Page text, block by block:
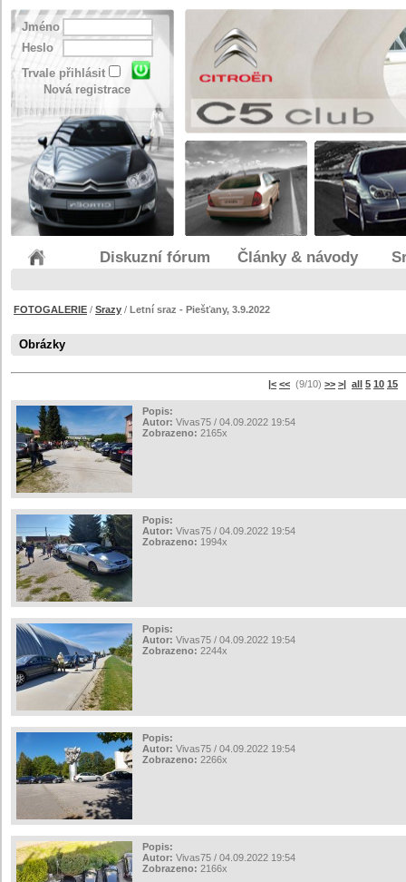
Jméno
Heslo
Trvale přihlásit
Nová registrace
Diskuzní fórum Články & návody
FOTOGALERIE / Srazy / Letní sraz - Piešťany, 3.9.2022
Obrázky
|< << (9/10) >> >| all 5 10 15
Popis:
Autor: Vivas75 / 04.09.2022 19:54
Zobrazeno: 2165x
Popis:
Autor: Vivas75 / 04.09.2022 19:54
Zobrazeno: 1994x
Popis:
Autor: Vivas75 / 04.09.2022 19:54
Zobrazeno: 2244x
Popis:
Autor: Vivas75 / 04.09.2022 19:54
Zobrazeno: 2266x
Popis:
Autor: Vivas75 / 04.09.2022 19:54
Zobrazeno: 2166x